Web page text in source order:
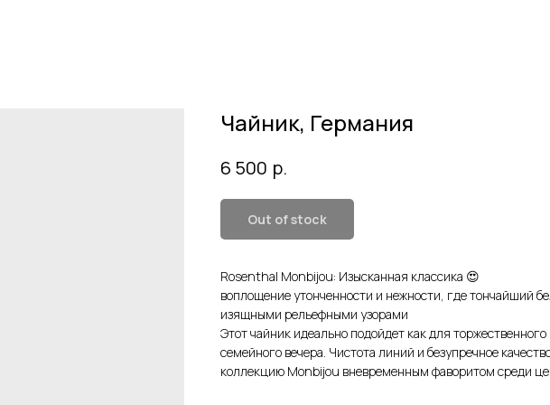
Чайник, Германия
6 500 р.
Out of stock
Rosenthal Monbijou: Изысканная классика 😍
воплощение утонченности и нежности, где тончайший
изящными рельефными узорами
Этот чайник идеально подойдет как для
семейного вечера. Чистота линий и безупречное
коллекцию Monbijou вневременным фаворитом среди